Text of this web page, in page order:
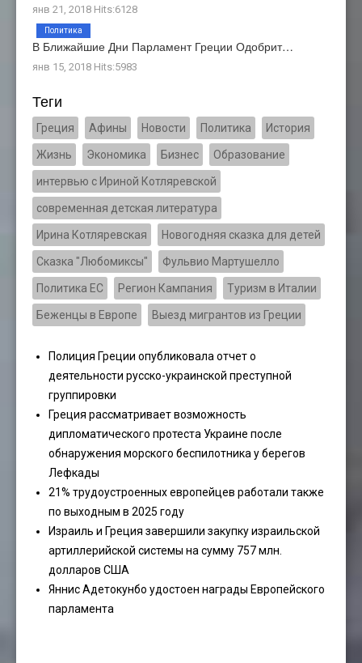
янв 21, 2018 Hits:6128
В Ближайшие Дни Парламент Греции Одобрит…
янв 15, 2018 Hits:5983
Политика
Теги
Греция Афины Новости Политика История
Жизнь Экономика Бизнес Образование
интервью с Ириной Котляревской
современная детская литература
Ирина Котляревская Новогодняя сказка для детей
Сказка "Любомиксы" Фульвио Мартушелло
Политика ЕС Регион Кампания Туризм в Италии
Беженцы в Европе Выезд мигрантов из Греции
Полиция Греции опубликовала отчет о
деятельности русско-украинской преступной
группировки
Греция рассматривает возможность
дипломатического протеста Украине после
обнаружения морского беспилотника у берегов
Лефкады
21% трудоустроенных европейцев работали также
по выходным в 2025 году
Израиль и Греция завершили закупку израильской
артиллерийской системы на сумму 757 млн.
долларов США
Яннис Адетокунбо удостоен награды Европейского
парламента